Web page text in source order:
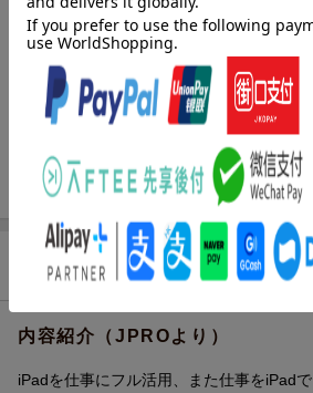
出版社 スタンダーズ
ページ数 128p
9784866365459
旧版 iPad仕事術！2021
商品説明
内容紹介（JPROより）
iPadを仕事にフル活用、また仕事をiPadで